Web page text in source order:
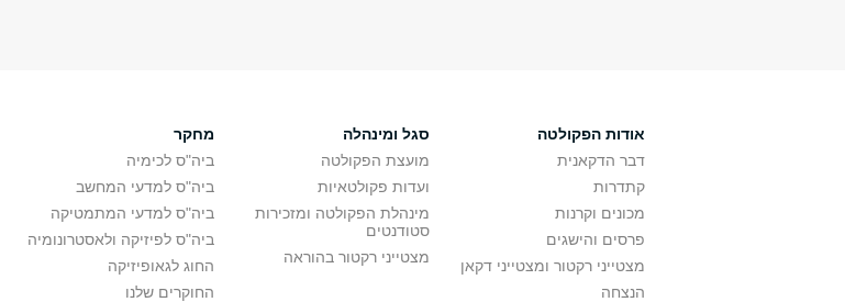
אודות הפקולטה
דבר הדקאנית
קתדרות
מכונים וקרנות
פרסים והישגים
מצטייני רקטור ומצטייני דקאן
הנצחה
סגל ומינהלה
מועצת הפקולטה
ועדות פקולטאיות
מינהלת הפקולטה ומזכירות
סטודנטים
מצטייני רקטור בהוראה
מחקר
ביה"ס לכימיה
ביה"ס למדעי המחשב
ביה"ס למדעי המתמטיקה
ביה"ס לפיזיקה ולאסטרונומיה
החוג לגאופיזיקה
החוקרים שלנו